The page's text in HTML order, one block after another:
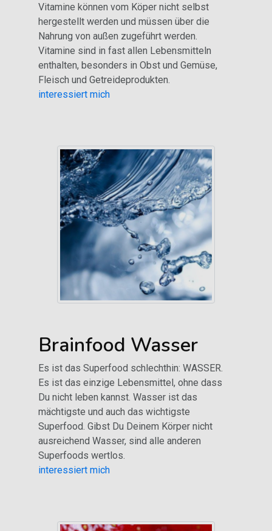
Vitamine können vom Köper nicht selbst
hergestellt werden und müssen über die
Nahrung von außen zugeführt werden.
Vitamine sind in fast allen Lebensmitteln
enthalten, besonders in Obst und Gemüse,
Fleisch und Getreideprodukten.
interessiert mich
Brainfood Wasser
Es ist das Superfood schlechthin: WASSER.
Es ist das einzige Lebensmittel, ohne dass
Du nicht leben kannst. Wasser ist das
mächtigste und auch das wichtigste
Superfood. Gibst Du Deinem Körper nicht
ausreichend Wasser, sind alle anderen
Superfoods wertlos.
interessiert mich